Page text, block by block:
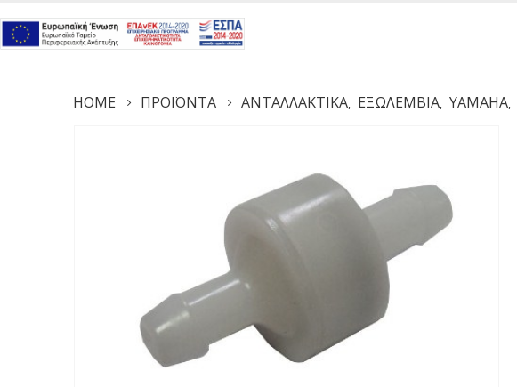
HOME ΠΡΟΪΌΝΤΑ ΑΝΤΑΛΛΑΚΤΙΚΆ, ΕΞΩΛΕΜΒΙΑ, YAMAHA,